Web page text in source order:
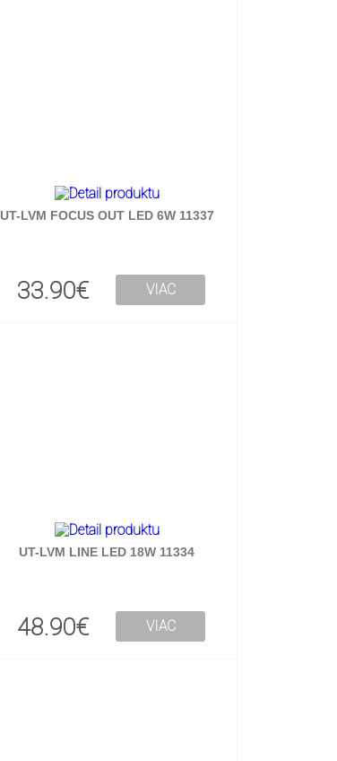
UT-LVM FOCUS OUT LED 6W 11337
33.90€ VIAC
UT-LVM LINE LED 18W 11334
48.90€ VIAC